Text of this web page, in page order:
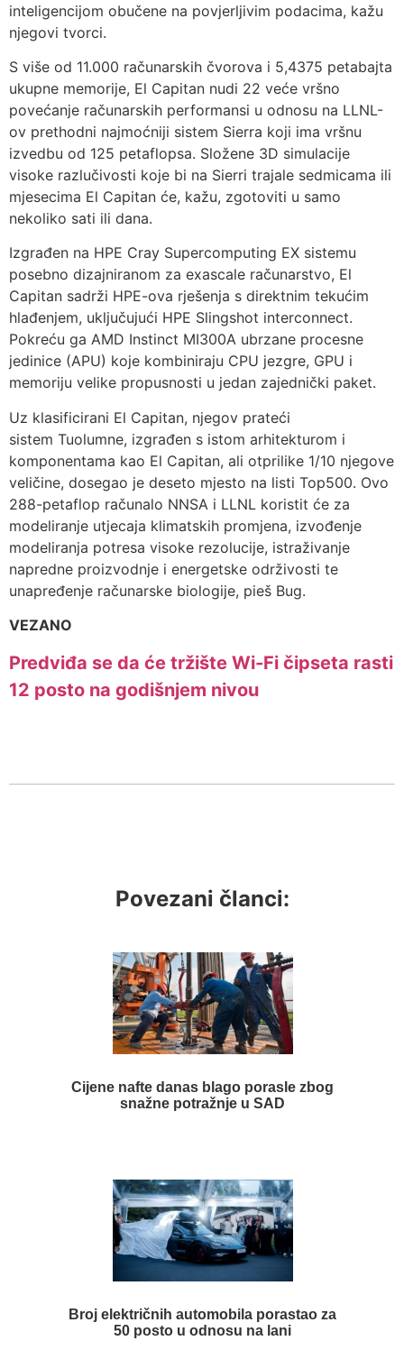
inteligencijom obučene na povjerljivim podacima, kažu
njegovi tvorci.
S više od 11.000 računarskih čvorova i 5,4375 petabajta
ukupne memorije, El Capitan nudi 22 veće vršno
povećanje računarskih performansi u odnosu na LLNL-
ov prethodni najmoćniji sistem Sierra koji ima vršnu
izvedbu od 125 petaflopsa. Složene 3D simulacije
visoke razlučivosti koje bi na Sierri trajale sedmicama ili
mjesecima El Capitan će, kažu, zgotoviti u samo
nekoliko sati ili dana.
Izgrađen na HPE Cray Supercomputing EX sistemu
posebno dizajniranom za exascale računarstvo, El
Capitan sadrži HPE-ova rješenja s direktnim tekućim
hlađenjem, uključujući HPE Slingshot interconnect.
Pokreću ga AMD Instinct MI300A ubrzane procesne
jedinice (APU) koje kombiniraju CPU jezgre, GPU i
memoriju velike propusnosti u jedan zajednički paket.
Uz klasificirani El Capitan, njegov prateći
sistem Tuolumne, izgrađen s istom arhitekturom i
komponentama kao El Capitan, ali otprilike 1/10 njegove
veličine, dosegao je deseto mjesto na listi Top500. Ovo
288-petaflop računalo NNSA i LLNL koristit će za
modeliranje utjecaja klimatskih promjena, izvođenje
modeliranja potresa visoke rezolucije, istraživanje
napredne proizvodnje i energetske održivosti te
unapređenje računarske biologije, pieš Bug.
VEZANO
Predviđa se da će tržište Wi-Fi čipseta rasti
12 posto na godišnjem nivou
Povezani članci:
Cijene nafte danas blago porasle zbog
snažne potražnje u SAD
Broj električnih automobila porastao za
50 posto u odnosu na lani